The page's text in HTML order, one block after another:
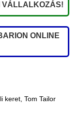
VÁLLALKOZÁS!
ONLINE
keret Tom Tailor